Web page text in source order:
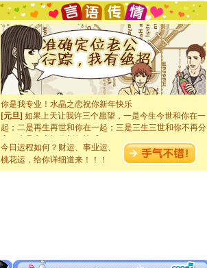
要平安！千万要知足！千万不要忘记我！
[圣诞节]不只这样的日子才会想起你,而是这样的日子才
能正大光明地骚扰你,告诉你,圣诞要快乐!新年要快乐!天
天都要快乐噢!
[圣诞节]奉上一颗祝福的心,在这个特别的日子里,愿幸福,
如意,快乐,鲜花,一切美好的祝愿与你同在.圣诞快乐!
[元旦]看到你我会触电；看不到你我要充电；没有你我会
断电。爱你是我职业，想你是我事业，抱你是我特长，吻
你是我专业！水晶之恋祝你新年快乐
[元旦]如果上天让我许三个愿望，一是今生今世和你在一
起；二是再生再世和你在一起；三是三生三世和你不再分
离。水晶之恋祝你新年快乐
[元旦]当我狠下心扭头离去那一刻，你在我身后无助地哭
泣，这痛楚让我明白我多么爱你。我转身抱住你：这猪不
卖了。水晶之恋祝你新年快乐。
你太多，只有给你五千万：千万快乐！千万要健康！千万
今日运程如何？财运、事业运、
桃花运，给你详细道来！！！